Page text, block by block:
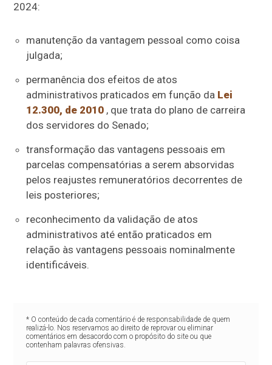
2024:
manutenção da vantagem pessoal como coisa
julgada;
permanência dos efeitos de atos
administrativos praticados em função da Lei
12.300, de 2010, que trata do plano de carreira
dos servidores do Senado;
transformação das vantagens pessoais em
parcelas compensatórias a serem absorvidas
pelos reajustes remuneratórios decorrentes de
leis posteriores;
reconhecimento da validação de atos
administrativos até então praticados em
relação às vantagens pessoais nominalmente
identificáveis.
* O conteúdo de cada comentário é de responsabilidade de quem
realizá-lo. Nos reservamos ao direito de reprovar ou eliminar
comentários em desacordo com o propósito do site ou que
contenham palavras ofensivas.